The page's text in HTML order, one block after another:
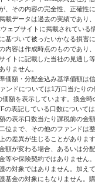
、その内容の完全性、正確性
載データは過去の実績であり
ェブサイトに掲載されている
基づいて被ったいかなる損害
内容は作成時点のものであり
イトに記載した当社の見通し
りません。
価額・分配金込み基準価額は
ンドについては1万口当たり
額を表示しています。換金時
の表記している口数について
の表示口数当たり課税前の金
位まで、その他のファンドは
の差異が生じることがあります
額が変わる場合、あるいは分
等や保険契約ではありません
の対象ではありません。加え
基金の対象にもなりません。